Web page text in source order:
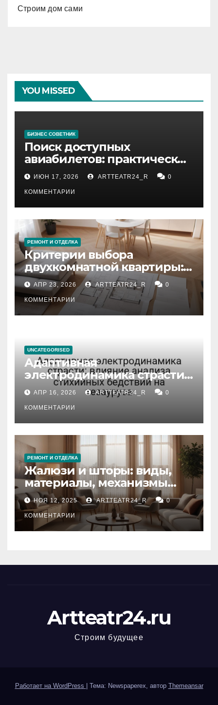
Строим дом сами
YOU MISSED
БИЗНЕС СОВЕТНИК
Поиск доступных
авиабилетов: практические
рекомендации
ИЮН 17, 2026 ARTTEATR24_R 0
КОММЕНТАРИИ
РЕМОНТ И ОТДЕЛКА
Критерии выбора
двухкомнатной квартиры:
планировка, площадь,
состояние и документация
АПР 23, 2026 ARTTEATR24_R 0
КОММЕНТАРИИ
UNCATEGORISED
Адаптивная
электродинамика страсти:
влияние анализа
стихийных бедствий на
тезауруса
АПР 16, 2026 ARTTEATR24_R 0
КОММЕНТАРИИ
РЕМОНТ И ОТДЕЛКА
Жалюзи и шторы: виды,
материалы, механизмы
управления и уход
НОЯ 12, 2025 ARTTEATR24_R 0
КОММЕНТАРИИ
Artteatr24.ru
Строим будущее
Работает на WordPress Тема: Newspaperex, автор Themeansar